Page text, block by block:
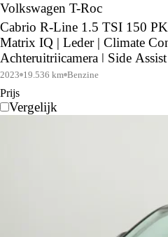
Volkswagen T-Roc
Cabrio R-Line 1.5 TSI 150
Matrix IQ | Leder | Climate
Achteruitrijcamera | Side
2023 19.536 km Benzine
Prijs
Vergelijk